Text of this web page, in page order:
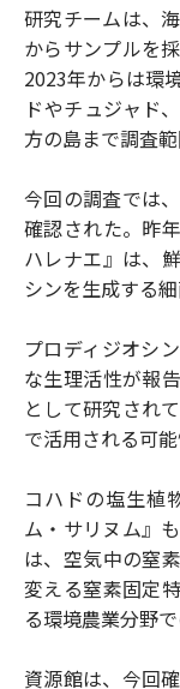
研究チームは、
からサンプルを
2023年からは環
ドやチュジャド
方の島まで調査範
今回の調査では
確認された。昨
ハレナエ』は、
シンを生成する細
プロディジオシ
な生理活性が報
として研究され
で活用される可
コハドの塩生植
ム・サリヌム』
は、空気中の窒
変える窒素固定
る環境農業分野
資源館は、今回